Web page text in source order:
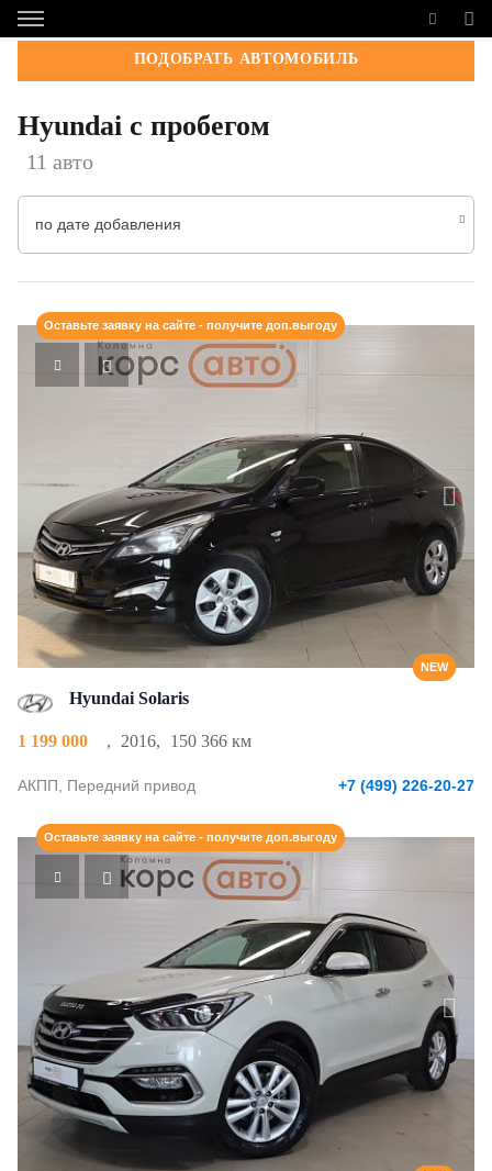
ПОДОБРАТЬ АВТОМОБИЛЬ
Hyundai с пробегом
11 авто
по дате добавления
NEW
Оставьте заявку на сайте - получите доп.выгоду
Hyundai Solaris
1 199 000 , 2016, 150 366 км
АКПП, Передний привод +7 (499) 226-20-27
Оставьте заявку на сайте - получите доп.выгоду